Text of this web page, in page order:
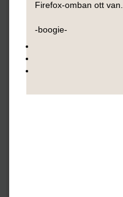
Firefox-omban ott van.
-boogie-